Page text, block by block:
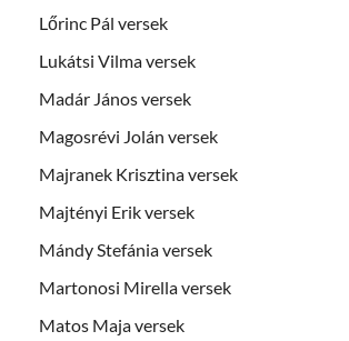
Lőrinc Pál versek
Lukátsi Vilma versek
Madár János versek
Magosrévi Jolán versek
Majranek Krisztina versek
Majtényi Erik versek
Mándy Stefánia versek
Martonosi Mirella versek
Matos Maja versek